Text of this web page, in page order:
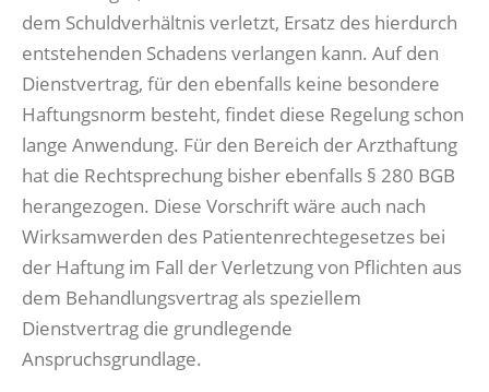
dem Schuldverhältnis verletzt, Ersatz des hierdurch
entstehenden Schadens verlangen kann. Auf den
Dienstvertrag, für den ebenfalls keine besondere
Haftungsnorm besteht, findet diese Regelung schon
lange Anwendung. Für den Bereich der Arzthaftung
hat die Rechtsprechung bisher ebenfalls § 280 BGB
herangezogen. Diese Vorschrift wäre auch nach
Wirksamwerden des Patientenrechtegesetzes bei
der Haftung im Fall der Verletzung von Pflichten aus
dem Behandlungsvertrag als speziellem
Dienstvertrag die grundlegende
Anspruchsgrundlage.